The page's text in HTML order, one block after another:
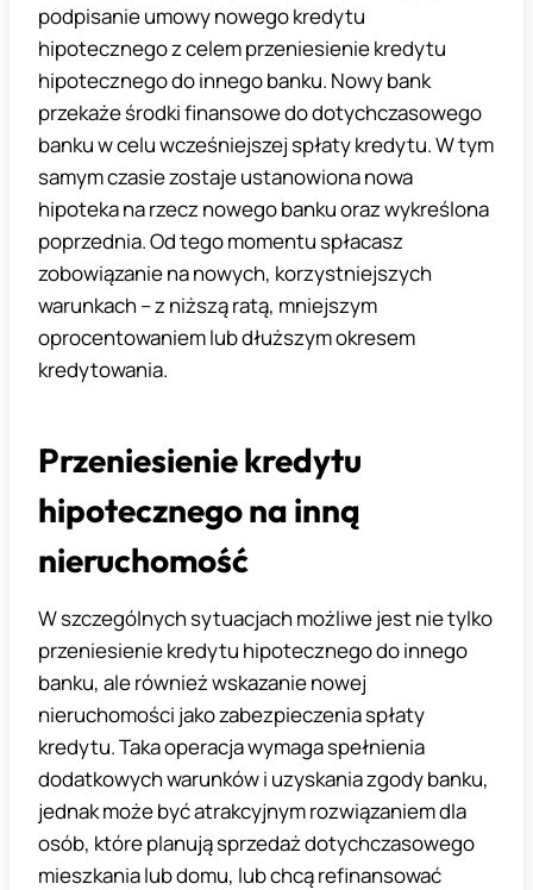
podpisanie umowy nowego kredytu
hipotecznego z celem przeniesienie kredytu
hipotecznego do innego banku. Nowy bank
przekaże środki finansowe do dotychczasowego
banku w celu wcześniejszej spłaty kredytu. W tym
samym czasie zostaje ustanowiona nowa
hipoteka na rzecz nowego banku oraz wykreślona
poprzednia. Od tego momentu spłacasz
zobowiązanie na nowych, korzystniejszych
warunkach – z niższą ratą, mniejszym
oprocentowaniem lub dłuższym okresem
kredytowania.
Przeniesienie kredytu
hipotecznego na inną
nieruchomość
W szczególnych sytuacjach możliwe jest nie tylko
przeniesienie kredytu hipotecznego do innego
banku, ale również wskazanie nowej
nieruchomości jako zabezpieczenia spłaty
kredytu. Taka operacja wymaga spełnienia
dodatkowych warunków i uzyskania zgody banku,
jednak może być atrakcyjnym rozwiązaniem dla
osób, które planują sprzedaż dotychczasowego
mieszkania lub domu, lub chcą refinansować